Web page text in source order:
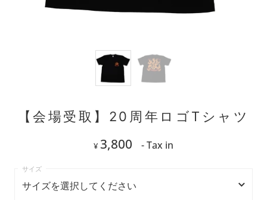
【会場受取】20周年ロゴTシャツ
¥ 3,800 - Tax in
サイズを選択してください